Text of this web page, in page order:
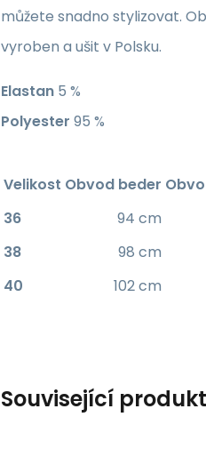
můžete snadno stylizovat.
vyroben a ušit v Polsku.
Elastan 5 %
Polyester 95 %
Velikost Obvod beder
36
94 cm
38
98 cm
40
102 cm
Související